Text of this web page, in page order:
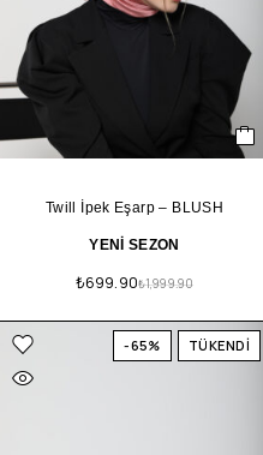
Twill İpek Eşarp – BLUSH
YENİ SEZON
₺1,999.90
₺699.90
-65% TÜKENDİ